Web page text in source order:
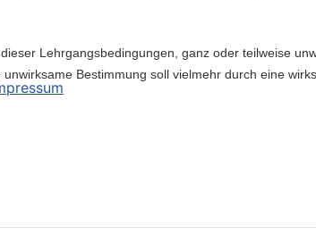
Lehrgangsbedingungen, ganz oder teilweise
Bestimmung soll vielmehr durch eine